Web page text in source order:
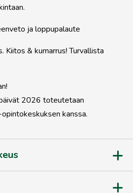
ja loppupalaute
Kiitos & kumarrus! Turvallista
2026 toteutetaan
kanssa.